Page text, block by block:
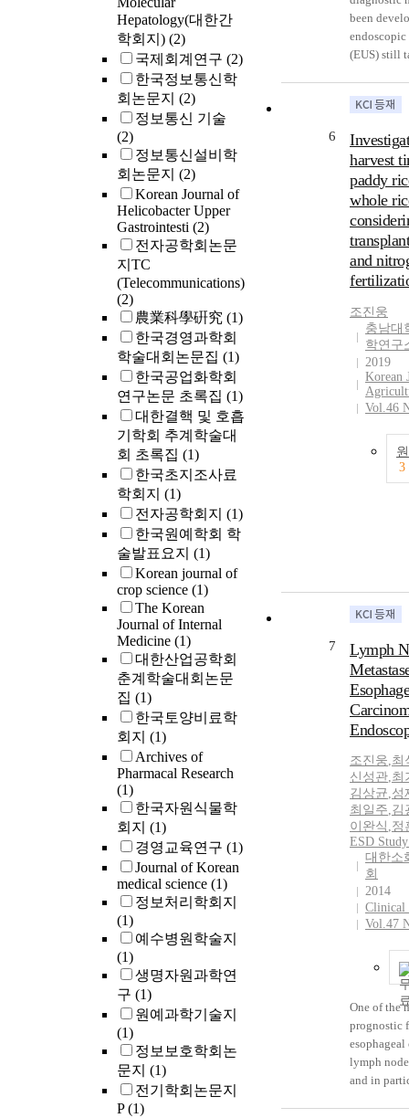
Hepatology(대한간
학회지) (2)
국제회계연구 (2)
한국정보통신학
회논문지 (2)
정보통신 기술
(2)
정보통신설비학
회논문지 (2)
Korean Journal of
Helicobacter Upper
Gastrointesti (2)
전자공학회논문
지TC
(Telecommunications)
(2)
農業科學硏究 (1)
한국경영과학회
학술대회논문집 (1)
한국공업화학회
연구논문 초록집 (1)
대한결핵 및 호흡
기학회 추계학술대
회 초록집 (1)
한국초지조사료
학회지 (1)
전자공학회지 (1)
한국원예학회 학
술발표요지 (1)
Korean journal of
crop science (1)
The Korean
Journal of Internal
Medicine (1)
대한산업공학회
춘계학술대회논문
집 (1)
한국토양비료학
회지 (1)
Archives of
Pharmacal Research
(1)
한국자원식물학
회지 (1)
경영교육연구 (1)
Journal of Korean
medical science (1)
정보처리학회지
(1)
예수병원학술지
(1)
생명자원과학연
구 (1)
원예과학기술지
(1)
정보보호학회논
문지 (1)
전기학회논문지
P(1)
been
(EUS) still
esophageal
can
staging. In
analysis of
esophageal
sensitivity
of EUS on
cancer
99.4% in
96.3% in
94.4% in
and 97.4%
EUS can
treatments
advance
images
important
endoscopic
be
gastric
accurately
mucosal
than 500
muscularis
lesions,
considered
indications
6
harvest
paddy
whole
and
조진웅
충남대
학연구
2019
Korean
Vol.46
3
7
Lymph
조진웅,최
신성관,최
김상균,성
최일주,김
이완식 ,정
ESD
대한소
회
2014
Clinical
Vol.47
One of the
prognostic
lymph
and in